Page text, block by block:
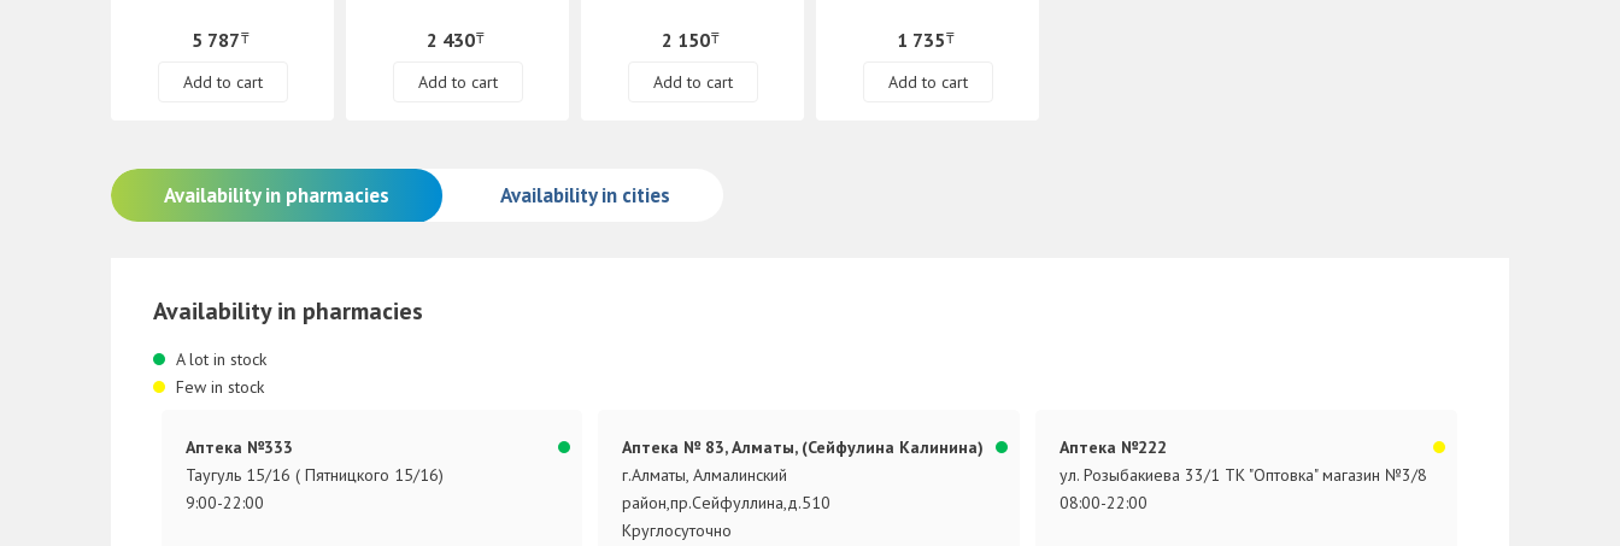
5 787₸
Add to cart
2 430₸
Add to cart
2 150₸
Add to cart
1 735₸
Add to cart
Availability in pharmacies Availability in cities
Availability in pharmacies
A lot in stock
Few in stock
Аптека №333
Таугуль 15/16 ( Пятницкого 15/16)
9:00-22:00
Аптека № 83, Алматы, (Сейфулина Калинина)
г.Алматы, Алмалинский
район,пр.Сейфуллина,д.510
Круглосуточно
Аптека №222
ул. Розыбакиева 33/1 ТК "Оптовка" магазин №3/8
08:00-22:00